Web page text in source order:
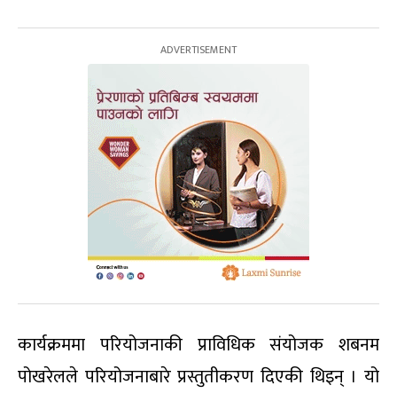
कार्यक्रममा परियोजनाकी प्राविधिक संयोजक शबनम
पोखरेलले परियोजनाबारे प्रस्तुतीकरण दिएकी थिइन् । यो